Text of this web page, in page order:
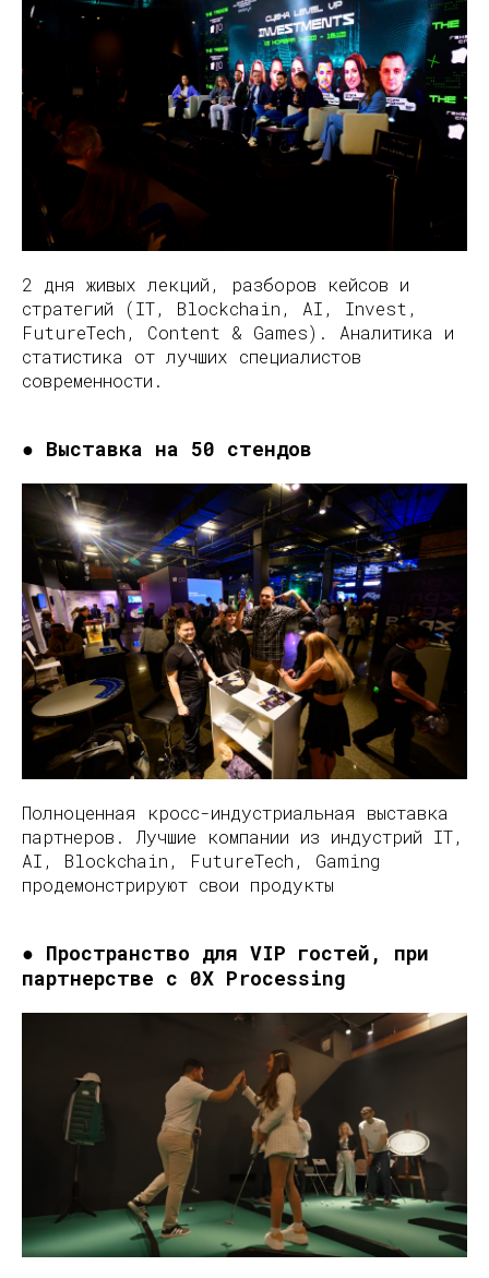
2 дня живых лекций, разборов кейсов и
стратегий (IT, Blockchain, AI, Invest,
FutureTech, Content & Games). Аналитика и
статистика от лучших специалистов
современности.
● Выставка на 50 cтендов
Полноценная кросс-индустриальная выставка
партнеров. Лучшие компании из индустрий IT,
AI, Blockchain, FutureTech, Gaming
продемонстрируют свои продукты
● Пространство для VIP гостей, при
партнерстве с 0X Processing